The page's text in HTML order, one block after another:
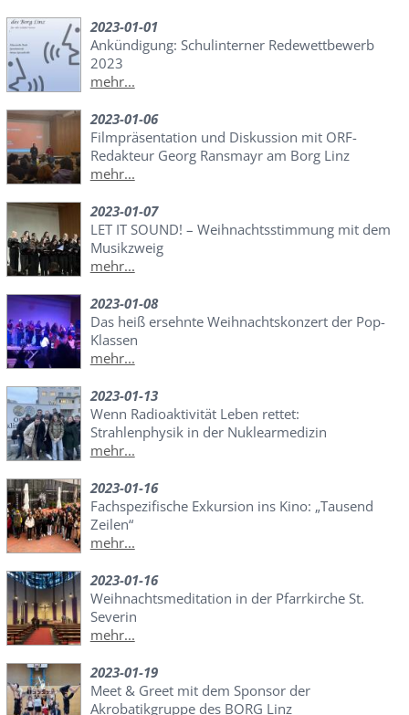
2023-01-01
Ankündigung: Schulinterner Redewettbewerb
2023
mehr...
2023-01-06
Filmpräsentation und Diskussion mit ORF-
Redakteur Georg Ransmayr am Borg Linz
mehr...
2023-01-07
LET IT SOUND! – Weihnachtsstimmung mit dem
Musikzweig
mehr...
2023-01-08
Das heiß ersehnte Weihnachtskonzert der Pop-
Klassen
mehr...
2023-01-13
Wenn Radioaktivität Leben rettet:
Strahlenphysik in der Nuklearmedizin
mehr...
2023-01-16
Fachspezifische Exkursion ins Kino: „Tausend
Zeilen“
mehr...
2023-01-16
Weihnachtsmeditation in der Pfarrkirche St.
Severin
mehr...
2023-01-19
Meet & Greet mit dem Sponsor der
Akrobatikgruppe des BORG Linz